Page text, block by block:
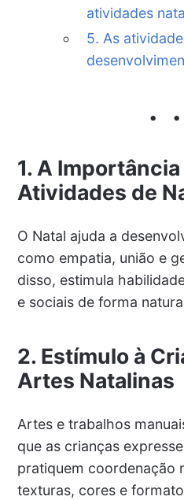
atividades
5. As
1. A
Atividades de
O Natal ajuda a
como empatia, união e
disso, estimula
e sociais de forma
2. Estímulo à
Artes Natalinas
Artes e trabalhos
que as crianças
pratiquem coordenação
texturas, cores e